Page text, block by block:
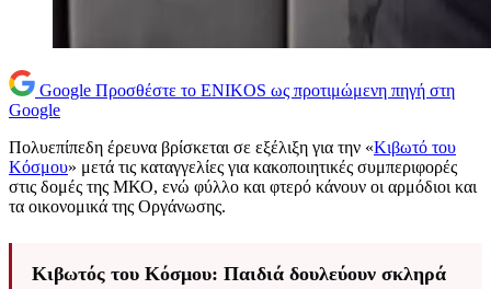
Google Προσθέστε το ENIKOS ως προτιμώμενη πηγή στη
Google
Πολυεπίπεδη έρευνα βρίσκεται σε εξέλιξη για την «Κιβωτό του
Κόσμου» μετά τις καταγγελίες για κακοποιητικές συμπεριφορές
στις δομές της ΜΚΟ, ενώ φύλλο και φτερό κάνουν οι αρμόδιοι και
τα οικονομικά της Οργάνωσης.
Κιβωτός του Κόσμου: Παιδιά δουλεύουν σκληρά